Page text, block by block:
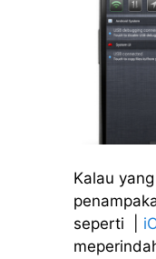
Kalau
seperti |